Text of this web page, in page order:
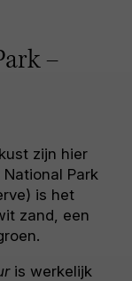
–
zijn hier
Park
is het
zand, een
is werkelijk